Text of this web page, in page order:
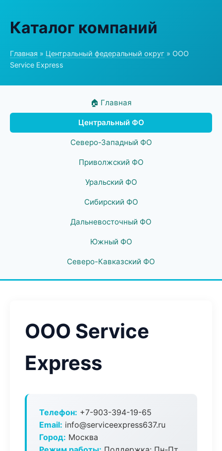
Каталог компаний
Главная » Центральный федеральный округ » ООО
Service Express
🏠 Главная
Центральный ФО
Северо-Западный ФО
Приволжский ФО
Уральский ФО
Сибирский ФО
Дальневосточный ФО
Южный ФО
Северо-Кавказский ФО
ООО Service
Express
Телефон: +7-903-394-19-65
Email: info@serviceexpress637.ru
Город: Москва